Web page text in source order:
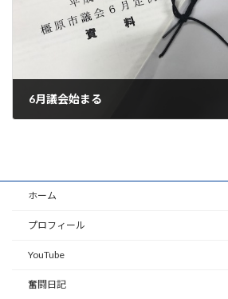
6月議会始まる
ホーム
プロフィール
YouTube
奮闘日記